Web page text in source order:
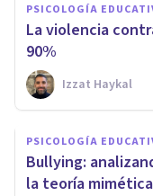
PSICOLOGÍA
La violencia
90%
Izzat Haykal
PSICOLOGÍA
Bullying:
la teoría mimética